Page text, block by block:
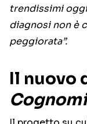
trendissimi
diagnosi non è
peggiorata”.
Il nuovo
Cognomi